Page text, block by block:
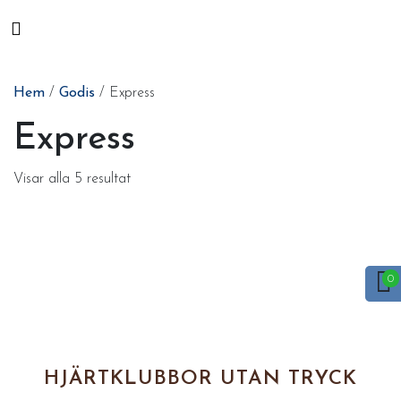
Hem / Godis / Express
Express
Visar alla 5 resultat
HJÄRTKLUBBOR UTAN TRYCK